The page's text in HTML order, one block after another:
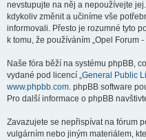
nevstupujte na něj a nepoužívejte
kdykoliv změnit a učiníme vše
informovali. Přesto je rozumné tyto
k tomu, že používáním „Opel Forum
Naše fóra běží na systému phpBB,
vydané pod licencí „General Public
www.phpbb.com. phpBB software
Pro další informace o phpBB
Zavazujete se nepřispívat na fórum
vulgárním nebo jiným materiálem,